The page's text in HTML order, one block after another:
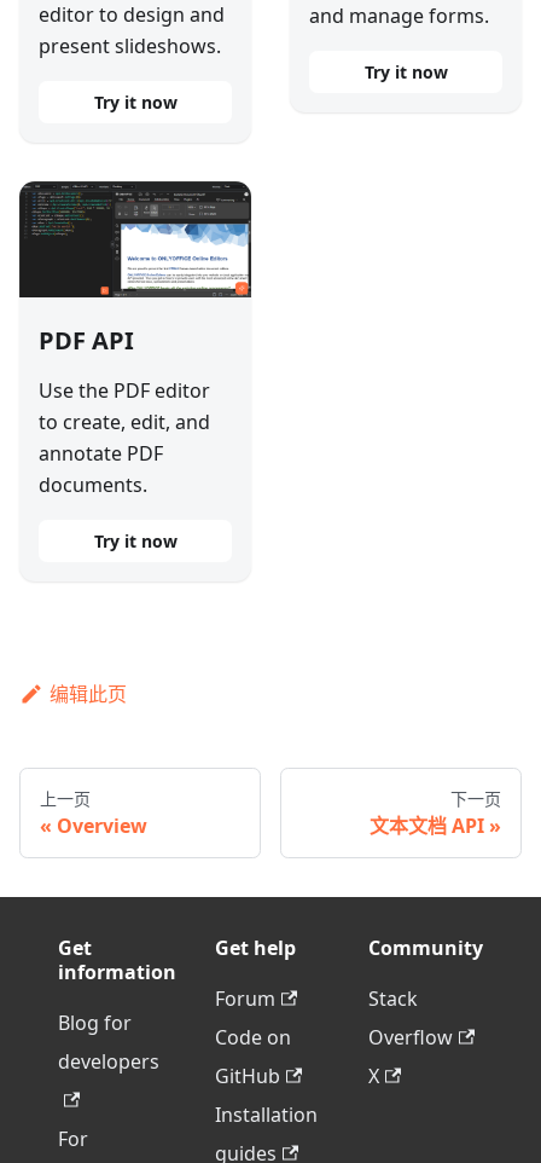
editor to design and
present slideshows.
Try it now
and manage forms.
Try it now
PDF API
Use the PDF editor
to create, edit, and
annotate PDF
documents.
Try it now
编辑此页
上一页
Overview
下一页
文本文档 API
Get
information
Blog for
developers
For
Get help
Forum
Code on
GitHub
Installation
guides
Community
Stack
Overflow
X